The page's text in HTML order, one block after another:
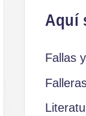
Aquí
Fallas